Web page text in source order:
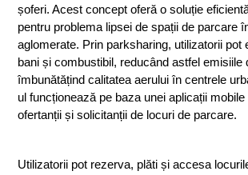
șoferi. Acest concept oferă o soluție
pentru problema lipsei de spații de parcare
aglomerate. Prin parksharing, utilizatorii pot
bani și combustibil, reducând astfel emisiile
îmbunătățind calitatea aerului în centrele
ul funcționează pe baza unei aplicații
ofertanții și solicitanții de locuri de parcare.
Utilizatorii pot rezerva, plăti și accesa